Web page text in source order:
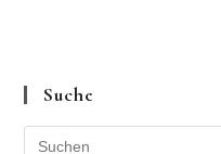
Suche